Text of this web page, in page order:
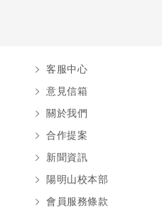
客服中心
意見信箱
關於我們
合作提案
新聞資訊
陽明山校本部
會員服務條款